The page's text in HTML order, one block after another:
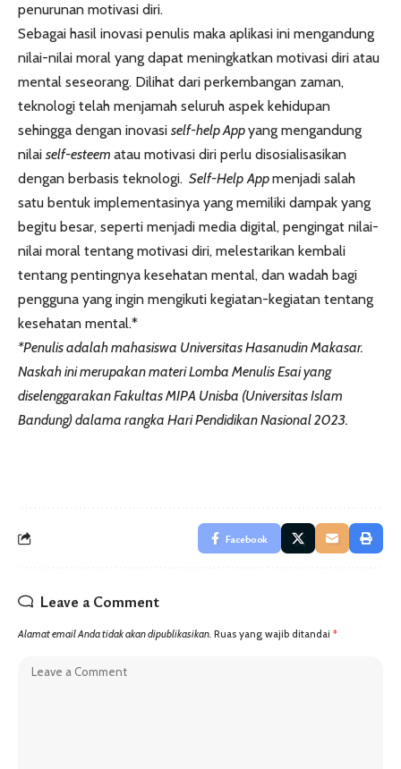
penurunan motivasi diri.
Sebagai hasil inovasi penulis maka aplikasi ini mengandung
nilai-nilai moral yang dapat meningkatkan motivasi diri atau
mental seseorang. Dilihat dari perkembangan zaman,
teknologi telah menjamah seluruh aspek kehidupan
sehingga dengan inovasi self-help Appyang mengandung
nilai self-esteem atau motivasi diri perlu disosialisasikan
dengan berbasis teknologi. Self-Help Appmenjadi salah
satu bentuk implementasinya yang memiliki dampak yang
begitu besar, seperti menjadi media digital, pengingat nilai-
nilai moral tentang motivasi diri, melestarikan kembali
tentang pentingnya kesehatan mental, dan wadah bagi
pengguna yang ingin mengikuti kegiatan-kegiatan tentang
kesehatan mental.*
*Penulis adalah mahasiswa Universitas Hasanudin Makasar.
Naskah ini merupakan materi Lomba Menulis Esai yang
diselenggarakan Fakultas MIPA Unisba (Universitas Islam
Bandung) dalama rangka Hari Pendidikan Nasional 2023.
Facebook
Leave a Comment
Alamat email Anda tidak akan dipublikasikan. Ruas yang wajib ditandai *